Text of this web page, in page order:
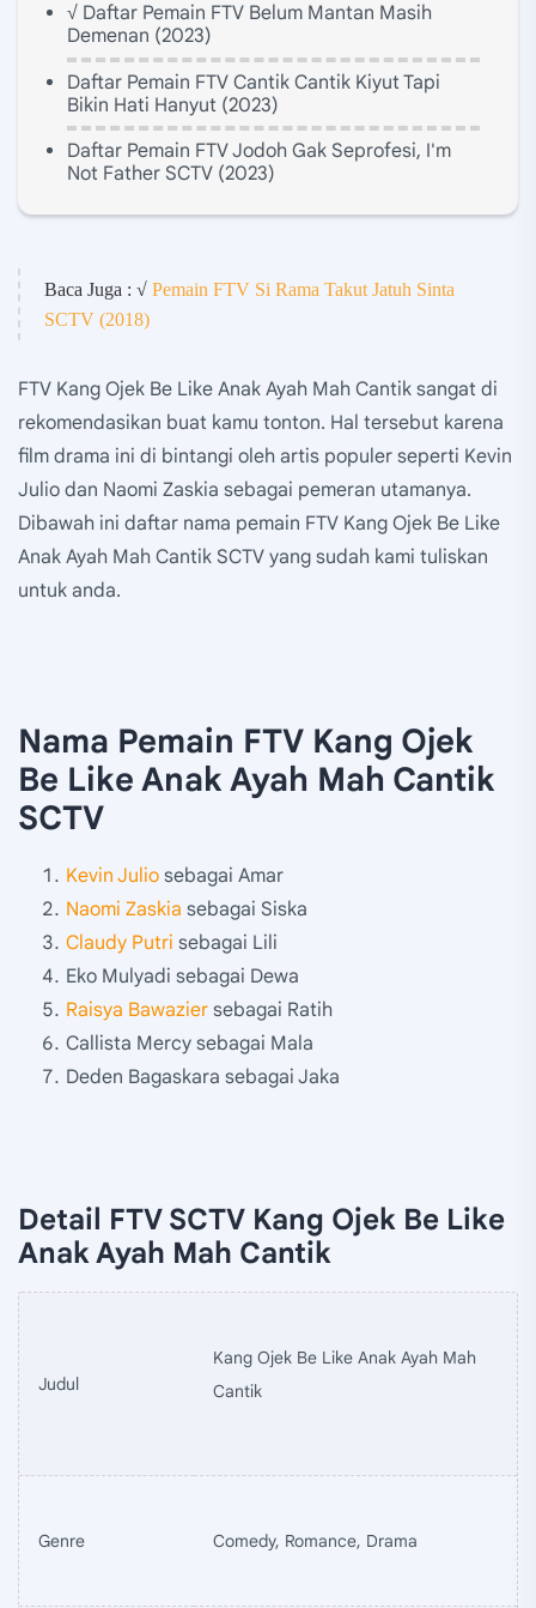
√ Daftar Pemain FTV Belum Mantan Masih
Demenan (2023)
Daftar Pemain FTV Cantik Cantik Kiyut Tapi
Bikin Hati Hanyut (2023)
Daftar Pemain FTV Jodoh Gak Seprofesi, I'm
Not Father SCTV (2023)
Baca Juga : √ Pemain FTV Si Rama Takut Jatuh Sinta
SCTV (2018)
FTV Kang Ojek Be Like Anak Ayah Mah Cantik sangat di
rekomendasikan buat kamu tonton. Hal tersebut karena
film drama ini di bintangi oleh artis populer seperti Kevin
Julio dan Naomi Zaskia sebagai pemeran utamanya.
Dibawah ini daftar nama pemain FTV Kang Ojek Be Like
Anak Ayah Mah Cantik SCTV yang sudah kami tuliskan
untuk anda.
Nama Pemain FTV Kang Ojek
Be Like Anak Ayah Mah Cantik
SCTV
Kevin Julio sebagai Amar
Naomi Zaskia sebagai Siska
Claudy Putri sebagai Lili
Eko Mulyadi sebagai Dewa
Raisya Bawazier sebagai Ratih
Callista Mercy sebagai Mala
Deden Bagaskara sebagai Jaka
Detail FTV SCTV Kang Ojek Be Like
Anak Ayah Mah Cantik
Judul
Kang Ojek Be Like Anak Ayah Mah
Cantik
Genre Comedy, Romance, Drama